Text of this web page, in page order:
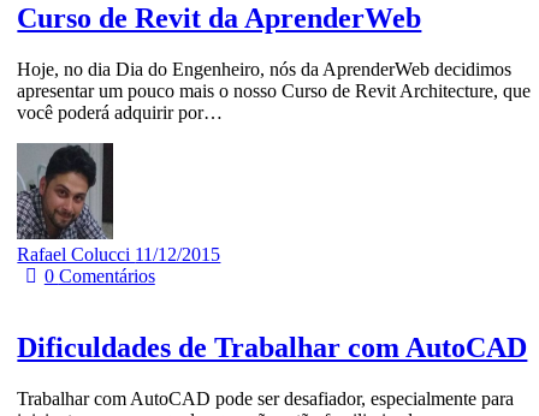
Curso de Revit da AprenderWeb
Hoje, no dia Dia do Engenheiro, nós da AprenderWeb decidimos
apresentar um pouco mais o nosso Curso de Revit Architecture, que
você poderá adquirir por…
Rafael Colucci 11/12/2015
0 Comentários
Dificuldades de Trabalhar com AutoCAD
Trabalhar com AutoCAD pode ser desafiador, especialmente para